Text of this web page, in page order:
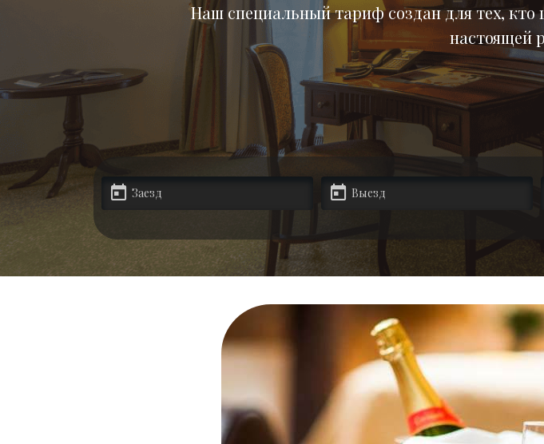
Спецпредложения
Партнеры
Контакты
Наш специальный тариф создан для тех,
настоящей